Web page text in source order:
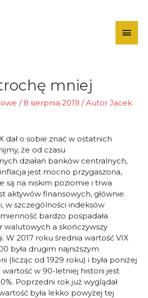
Main
mniej
/ 8 sierpnia 2019 / Autor Jacek
dał o sobie znać w ostatnich
że od czasu
działań banków centralnych,
jest mocno przygaszona,
są na niskim poziomie i trwa
aktywów finansowych, głównie
w szczególności indeksów
bardzo pospadała
walutowych a skończywszy
W 2017 roku średnia wartość VIX
była drugim najniższym
(licząc od 1929 roku) i była poniżej
wartość w 90-letniej historii jest
Poprzedni rok już wyglądał
była lekko powyżej tej